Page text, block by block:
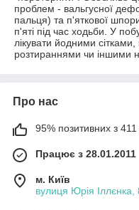
проблем - вальгусної
пальця) та п'яткової
п'яті під час ходьби. У
лікувати йодними
розтираннями чи іншими
Про нас
95% позитивних з 411
Працює з 28.01.2011
м. Київ
вулиця Юрія Іллєнка,